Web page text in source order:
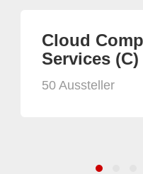
Cloud
Services (C)
50 Aussteller